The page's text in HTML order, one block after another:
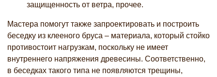
защищенность от ветра, прочее.
Мастера помогут также запроектировать и построить
беседку из клееного бруса – материала, который стойко
противостоит нагрузкам, поскольку не имеет
внутреннего напряжения древесины. Соответственно,
в беседках такого типа не появляются трещины,